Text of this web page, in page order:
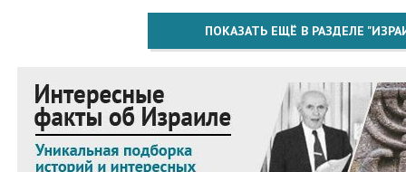
ПОКАЗАТЬ ЕЩЁ В РАЗДЕЛЕ